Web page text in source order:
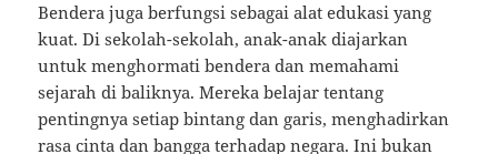
Bendera juga berfungsi sebagai alat edukasi yang
kuat. Di sekolah-sekolah, anak-anak diajarkan
untuk menghormati bendera dan memahami
sejarah di baliknya. Mereka belajar tentang
pentingnya setiap bintang dan garis, menghadirkan
rasa cinta dan bangga terhadap negara. Ini bukan